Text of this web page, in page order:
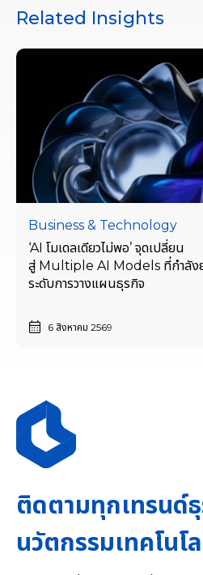
Related Insights
Business & Technology
‘AI โมเดลเดียวไม่พอ’ จุดเปลี่ยน
สู่ Multiple AI Models ที่กำลัง
ระดับการวางแผนธุรกิจ
6 สิงหาคม 2569
ติดตามทุกเทรนด์
นวัตกรรมเทคโนโ